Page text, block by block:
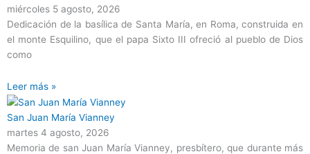
miércoles 5 agosto, 2026
Dedicación de la basílica de Santa María, en Roma, construida en
el monte Esquilino, que el papa Sixto III ofreció al pueblo de Dios
como
Leer más »
San Juan María Vianney
martes 4 agosto, 2026
Memoria de san Juan María Vianney, presbítero, que durante más